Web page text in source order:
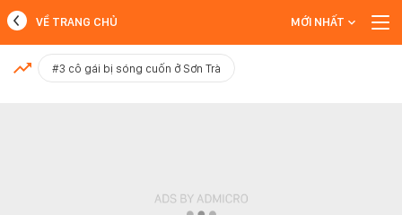
MỚI NHẤT
VỀ TRANG CHỦ MỚI NHẤT
#3 cô gái bị sóng cuốn ở Sơn Trà